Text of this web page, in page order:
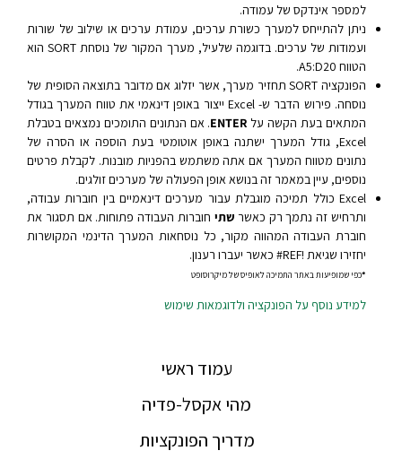
למספר אינדקס של עמודה.
ניתן להתייחס למערך כשורת ערכים, עמודת ערכים או שילוב של שורות
ועמודות של ערכים. בדוגמה שלעיל, מערך המקור של נוסחת SORT הוא
הטווח A5:D20.
הפונקציה SORT תחזיר מערך, אשר יזלוג אם מדובר בתוצאה הסופית של
נוסחה. פירוש הדבר ש- Excel ייצור באופן דינאמי את טווח המערך בגודל
המתאים בעת הקשה על ENTER. אם הנתונים התומכים נמצאים בטבלת
Excel, גודל המערך ישתנה באופן אוטומטי בעת הוספה או הסרה של
נתונים מטווח המערך אם אתה משתמש בהפניות מובנות. לקבלת פרטים
נוספים, עיין במאמר זה בנושא אופן הפעולה של מערכים זולגים.
Excel כולל תמיכה מוגבלת עבור מערכים דינאמיים בין חוברות עבודה,
ותרחיש זה נתמך רק כאשרשתי חוברות העבודה פתוחות. אם תסגור את
חוברת העבודה המהווה מקור, כל נוסחאות המערך הדינמי המקושרות
יחזירו שגיאת ‎#REF!‎ כאשר יעברו רענון.
*כפי שמופיעות באתר התמיכה לאופיס של מיקרוסופט
למידע נוסף על הפונקציה ולדוגמאות שימוש
עמוד ראשי
מהי אקסל-פדיה
מדריך הפונקציות